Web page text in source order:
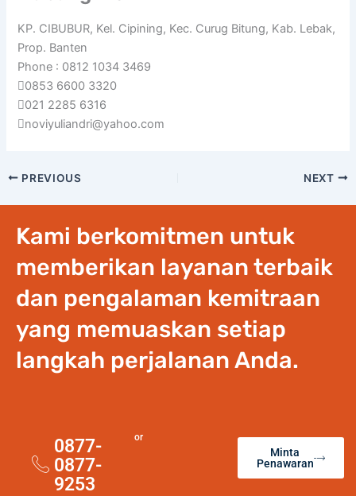
KP. CIBUBUR, Kel. Cipining, Kec. Curug Bitung, Kab. Lebak,
Prop. Banten
Phone : 0812 1034 3469
0853 6600 3320
021 2285 6316
noviyuliandri@yahoo.com
PREVIOUS NEXT
Kami berkomitmen untuk
memberikan layanan terbaik
dan pengalaman kemitraan
yang memuaskan setiap
langkah perjalanan Anda.
0877-
0877-
9253
or
Minta
Penawaran